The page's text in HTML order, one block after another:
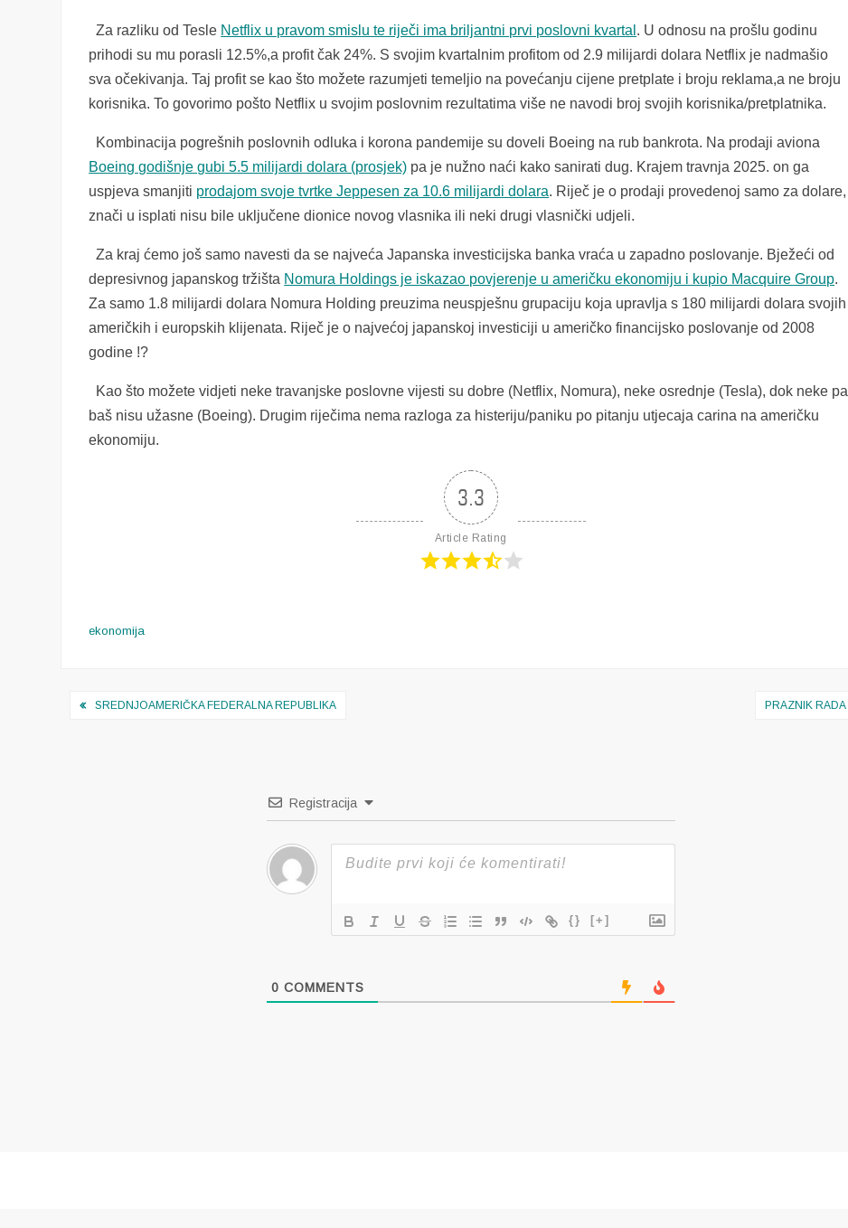
Za razliku od Tesle Netflix u pravom smislu te riječi ima briljantni prvi poslovni kvartal . U odnosu na prošlu godinu
prihodi su mu porasli 12.5%,a profit čak 24%. S svojim kvartalnim profitom od 2.9 milijardi dolara Netflix je nadmašio
sva očekivanja. Taj profit se kao što možete razumjeti temeljio na povećanju cijene pretplate i broju reklama,a ne broju
korisnika. To govorimo pošto Netflix u svojim poslovnim rezultatima više ne navodi broj svojih korisnika/pretplatnika.
Kombinacija pogrešnih poslovnih odluka i korona pandemije su doveli Boeing na rub bankrota. Na prodaji aviona
Boeing godišnje gubi 5.5 milijardi dolara (prosjek) pa je nužno naći kako sanirati dug. Krajem travnja 2025. on ga
uspjeva smanjiti prodajom svoje tvrtke Jeppesen za 10.6 milijardi dolara. Riječ je o prodaji provedenoj samo za dolare,
znači u isplati nisu bile uključene dionice novog vlasnika ili neki drugi vlasnički udjeli.
Za kraj ćemo još samo navesti da se najveća Japanska investicijska banka vraća u zapadno poslovanje. Bježeći od
depresivnog japanskog tržišta Nomura Holdings je iskazao povjerenje u američku ekonomiju i kupio Macquire Group.
Za samo 1.8 milijardi dolara Nomura Holding preuzima neuspješnu grupaciju koja upravlja s 180 milijardi dolara svojih
američkih i europskih klijenata. Riječ je o najvećoj japanskoj investiciji u američko financijsko poslovanje od 2008
godine !?
Kao što možete vidjeti neke travanjske poslovne vijesti su dobre (Netflix, Nomura), neke osrednje (Tesla), dok neke pa
baš nisu užasne (Boeing). Drugim riječima nema razloga za histeriju/paniku po pitanju utjecaja carina na američku
ekonomiju.
3.3
Article Rating
ekonomija
Navigacija
SREDNJOAMERIČKA FEDERALNA REPUBLIKA PRAZNIK RADA
Registracija
{} [+]
0 COMMENTS